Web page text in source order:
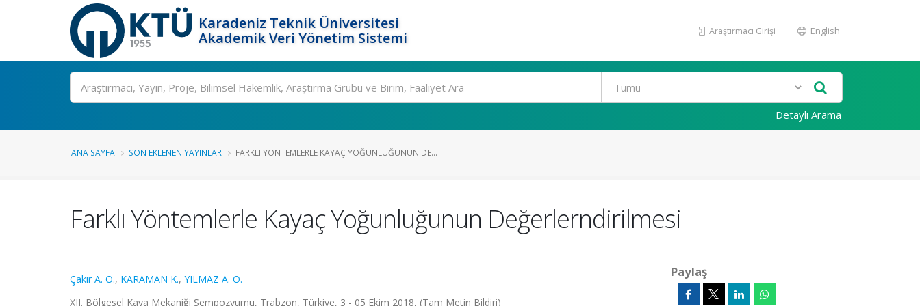
Karadeniz Teknik Üniversitesi
Akademik Veri Yönetim Sistemi
Araştırmacı Girişi English
Ara
Detaylı Arama
ANA SAYFA SON EKLENEN YAYINLAR FARKLI YÖNTEMLERLE KAYAÇ YOĞUNLUĞUNUN DE...
Farklı Yöntemlerle Kayaç Yoğunluğunun Değerlerndirilmesi
Çakır A. O., KARAMAN K., YILMAZ A. O.
XII. Bölgesel Kaya Mekaniği Sempozyumu, Trabzon, Türkiye, 3 - 05 Ekim 2018, (Tam Metin Bildiri)
Paylaş